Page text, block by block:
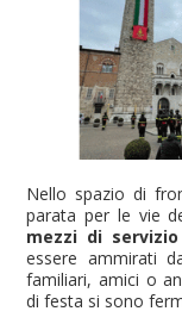
Nello spazio di
parata per le vie
mezzi di servizio
essere ammirati
familiari, amici o
di festa si sono